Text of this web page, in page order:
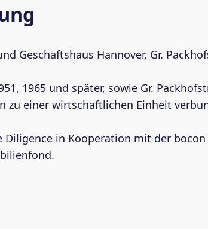
Geschäftshaus Hannover, Gr.
1965 und später, sowie Gr.
zu einer wirtschaftlichen Einheit
Diligence in Kooperation mit der bocon